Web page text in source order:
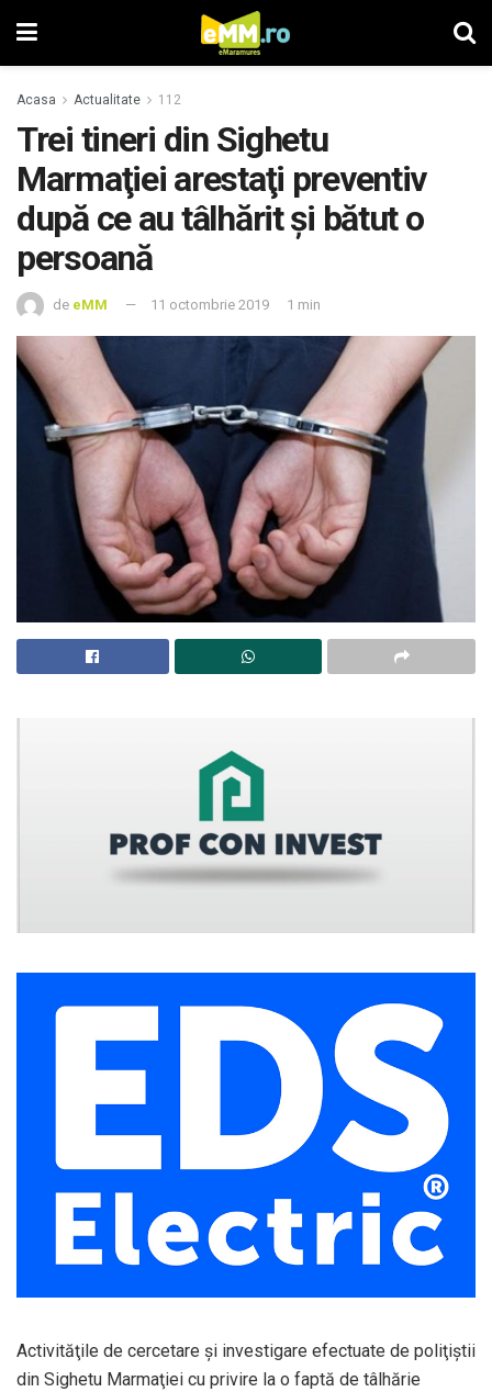
Acasa Actualitate 112
Trei tineri din Sighetu
Marmaţiei arestaţi preventiv
după ce au tâlhărit şi bătut o
persoană
de eMM 11 octombrie 2019 1 min
Activităţile de cercetare şi investigare efectuate de poliţiştii
din Sighetu Marmaţiei cu privire la o faptă de tâlhărie